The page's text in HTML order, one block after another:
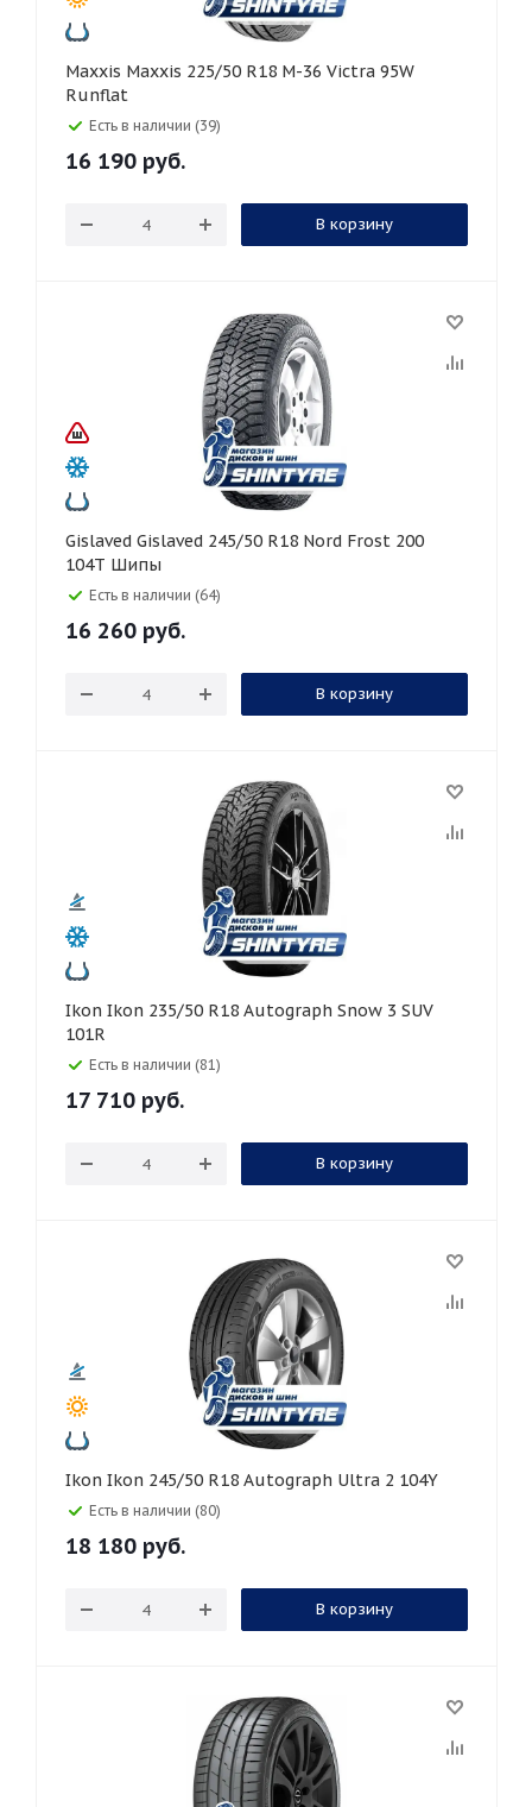
Maxxis Maxxis 225/50 R18 M-36 Victra 95W
Runflat
Есть в наличии (39)
16 190 руб.
В корзину
Gislaved Gislaved 245/50 R18 Nord Frost 200
104T Шипы
Есть в наличии (64)
16 260 руб.
В корзину
Ikon Ikon 235/50 R18 Autograph Snow 3 SUV
101R
Есть в наличии (81)
17 710 руб.
В корзину
Ikon Ikon 245/50 R18 Autograph Ultra 2 104Y
Есть в наличии (80)
18 180 руб.
В корзину